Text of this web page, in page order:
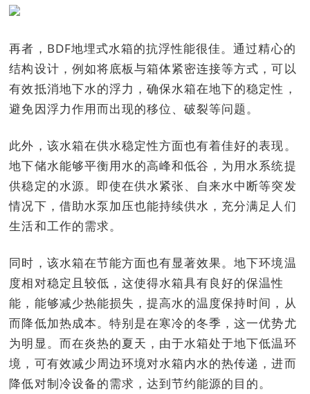
再者，BDF地埋式水箱的抗浮性能很佳。通过精心的
结构设计，例如将底板与箱体紧密连接等方式，可以
有效抵消地下水的浮力，确保水箱在地下的稳定性，
避免因浮力作用而出现的移位、破裂等问题。
此外，该水箱在供水稳定性方面也有着佳好的表现。
地下储水能够平衡用水的高峰和低谷，为用水系统提
供稳定的水源。即使在供水紧张、自来水中断等突发
情况下，借助水泵加压也能持续供水，充分满足人们
生活和工作的需求。
同时，该水箱在节能方面也有显著效果。地下环境温
度相对稳定且较低，这使得水箱具有良好的保温性
能，能够减少热能损失，提高水的温度保持时间，从
而降低加热成本。特别是在寒冷的冬季，这一优势尤
为明显。而在炎热的夏天，由于水箱处于地下低温环
境，可有效减少周边环境对水箱内水的热传递，进而
降低对制冷设备的需求，达到节约能源的目的。